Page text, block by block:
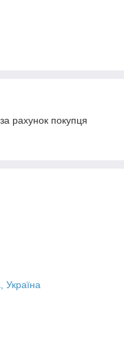
рахунок покупця
Україна